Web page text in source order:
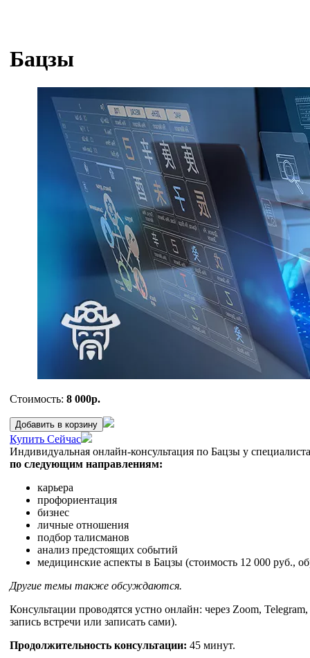
Бацзы
Стоимость: 8 000р.
Добавить в корзину
Купить Сейчас
Индивидуальная онлайн-консультация по Бацзы у
по следующим направлениям:
карьера
профориентация
бизнес
личные отношения
подбор талисманов
анализ предстоящих событий
медицинские аспекты в Бацзы (стоимость 12 000 руб.,
Другие темы также обсуждаются.
Консультации проводятся устно онлайн: через Zoom,
запись встречи или записать сами).
Продолжительность консультации: 45 минут.